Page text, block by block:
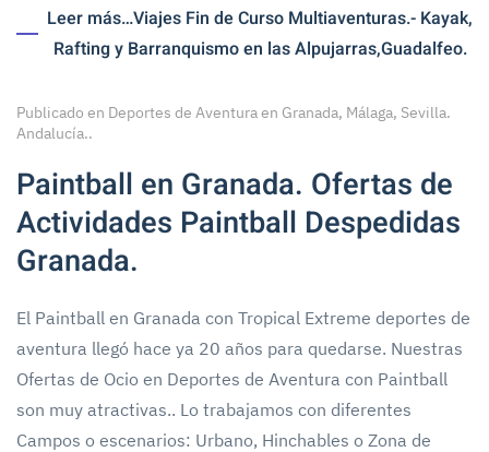
Leer más…Viajes Fin de Curso Multiaventuras.- Kayak,
Rafting y Barranquismo en las Alpujarras,Guadalfeo.
Publicado en Deportes de Aventura en Granada, Málaga, Sevilla.
Andalucía..
Paintball en Granada. Ofertas de
Actividades Paintball Despedidas
Granada.
El Paintball en Granada con Tropical Extreme deportes de
aventura llegó hace ya 20 años para quedarse. Nuestras
Ofertas de Ocio en Deportes de Aventura con Paintball
son muy atractivas.. Lo trabajamos con diferentes
Campos o escenarios: Urbano, Hinchables o Zona de